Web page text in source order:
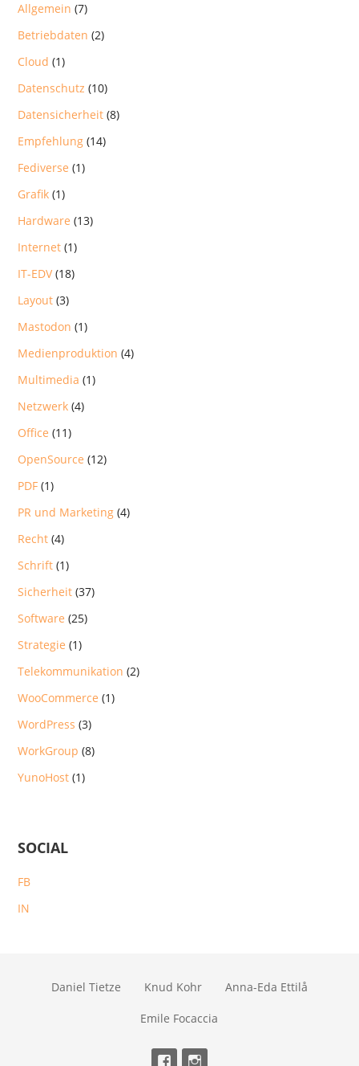
Allgemein (7)
Betriebdaten (2)
Cloud (1)
Datenschutz (10)
Datensicherheit (8)
Empfehlung (14)
Fediverse (1)
Grafik (1)
Hardware (13)
Internet (1)
IT-EDV(18)
Layout (3)
Mastodon (1)
Medienproduktion (4)
Multimedia (1)
Netzwerk (4)
Office (11)
OpenSource (12)
PDF (1)
PR und Marketing (4)
Recht (4)
Schrift (1)
Sicherheit (37)
Software (25)
Strategie (1)
Telekommunikation (2)
WooCommerce (1)
WordPress (3)
WorkGroup (8)
YunoHost (1)
SOCIAL
FB
IN
Daniel Tietze Knud Kohr Anna-Eda Ettilå
Emile Focaccia